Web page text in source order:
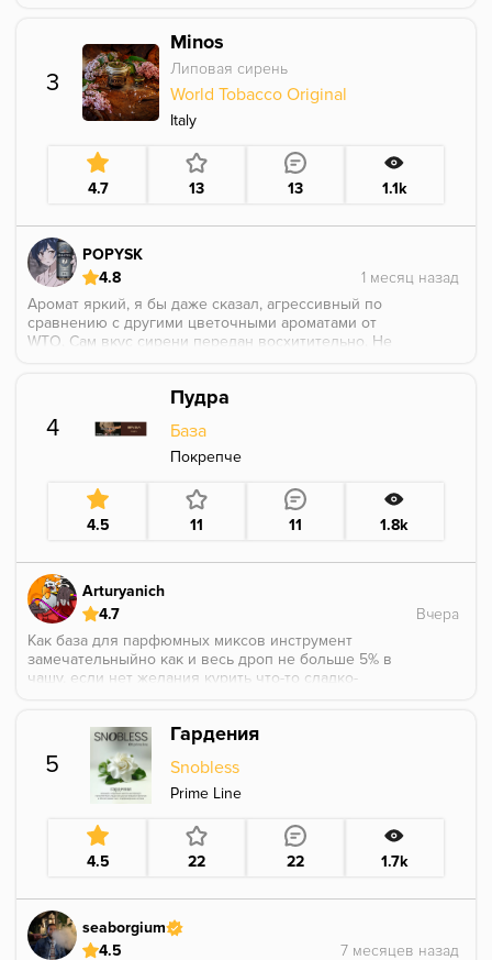
3
Minos
Липовая сирень
World Tobacco Original
Italy
4.7 13 13 1.1k
POPYSK
4.8
Аромат яркий, я бы даже сказал, агрессивный по
сравнению с другими цветочными ароматами от
WTO. Сам вкус сирени передан восхитительно. Не
вообще не мешает. Всё-таки сделать цветы без
ухода в парфюмность сложно. Так же во вкусе
проглядывается сладость, как у варенья или джема,
но не в сторону десертки, а больше в сторону мёда.
после минуты 15-20. Так-то очень хорошо, но пока
что тюльпан мне зашёл больше.
4
Пудра
База
Покрепче
4.5 11 11 1.8k
Arturyanich
4.7
Как база для парфюмных миксов инструмент
замечательныйно как и весь дроп не больше 5% в
чашу, если нет желания курить что-то сладко-
не имеющие аналогов(ну или я о них не знаю), его
вполне может заменить RED от деуса, но опять таки,
как инструмент для парфюмки вещь отличная.
5
Гардения
Snobless
Prime Line
4.5 22 22 1.7k
seaborgium
4.5